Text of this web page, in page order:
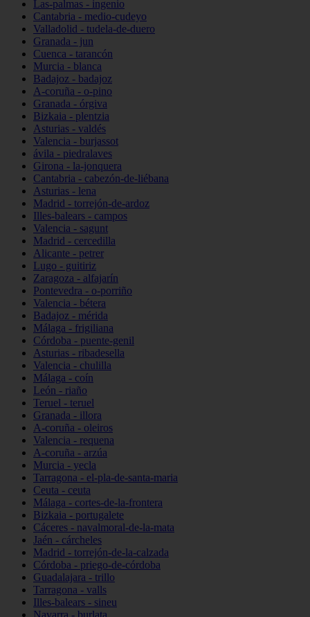
Las-palmas - ingenio
Cantabria - medio-cudeyo
Valladolid - tudela-de-duero
Granada - jun
Cuenca - tarancón
Murcia - blanca
Badajoz - badajoz
A-coruña - o-pino
Granada - órgiva
Bizkaia - plentzia
Asturias - valdés
Valencia - burjassot
ávila - piedralaves
Girona - la-jonquera
Cantabria - cabezón-de-liébana
Asturias - lena
Madrid - torrejón-de-ardoz
Illes-balears - campos
Valencia - sagunt
Madrid - cercedilla
Alicante - petrer
Lugo - guitiriz
Zaragoza - alfajarín
Pontevedra - o-porriño
Valencia - bétera
Badajoz - mérida
Málaga - frigiliana
Córdoba - puente-genil
Asturias - ribadesella
Valencia - chulilla
Málaga - coín
León - riaño
Teruel - teruel
Granada - illora
A-coruña - oleiros
Valencia - requena
A-coruña - arzúa
Murcia - yecla
Tarragona - el-pla-de-santa-maria
Ceuta - ceuta
Málaga - cortes-de-la-frontera
Bizkaia - portugalete
Cáceres - navalmoral-de-la-mata
Jaén - cárcheles
Madrid - torrejón-de-la-calzada
Córdoba - priego-de-córdoba
Guadalajara - trillo
Tarragona - valls
Illes-balears - sineu
Navarra - burlata